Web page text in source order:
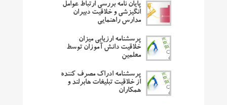
پایان نامه بررسی ارتباط عوامل
انگیزشی و خلاقیت دبیران
مدارس راهنمایی
پرسشنامه ارزیابی میزان
خلاقیت دانش آموزان توسط
معلمین
پرسشنامه ادراک مصرف کننده
از خلاقیت تبلیغات هابرلند و
همکاران